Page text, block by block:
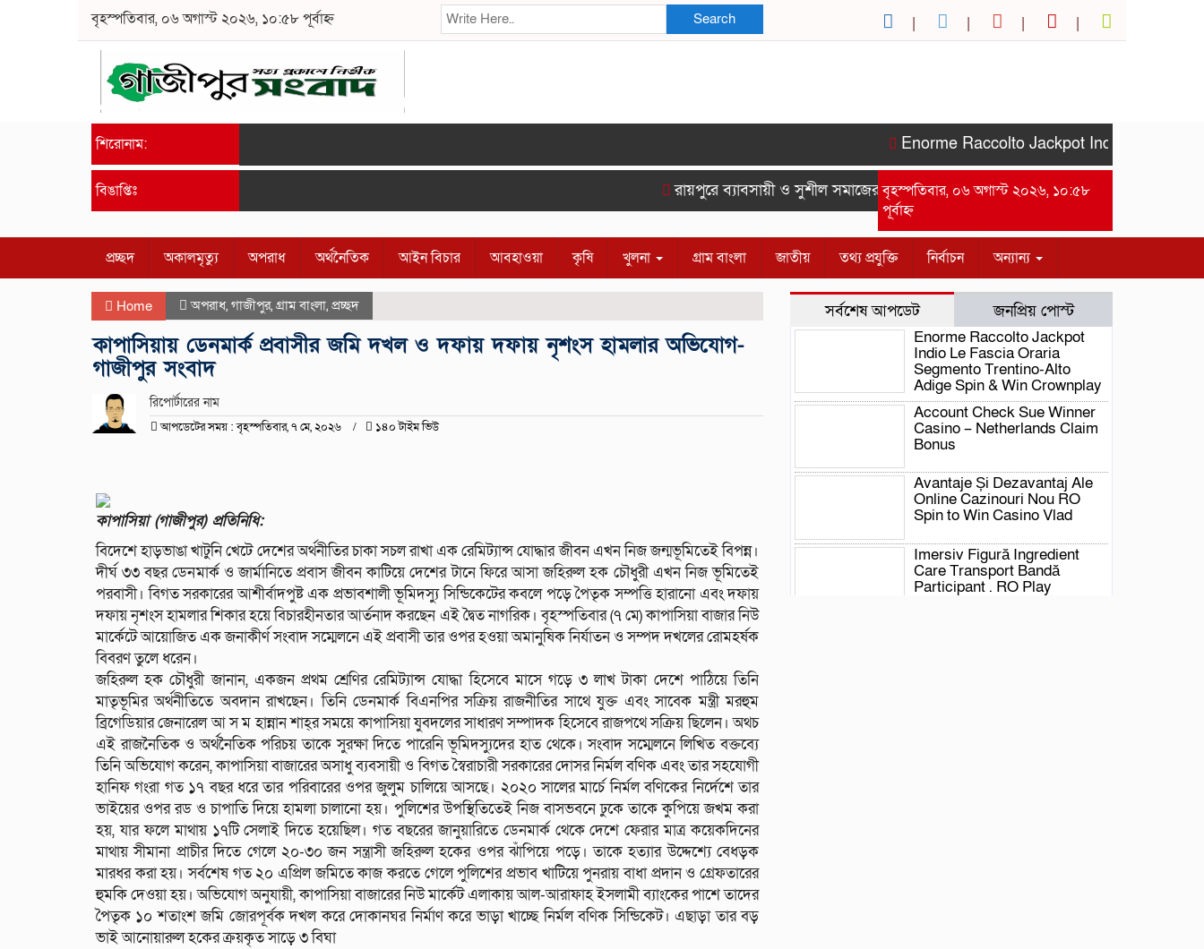
বৃহস্পতিবার, ০৬ অগাস্ট ২০২৬, ১০:৫৮ পূর্বাহ্ন Search
শিরোনাম: Enorme Raccolto Jackpot Indio Le Fascia
বিঙাপ্তিঃ রায়পুরে ব্যাবসায়ী ও সুশীল সমাজের সম্মানে সাইদ জুটনের ইফতার মাহফিল অনুষ্ঠিত।-গাজীপুর
বৃহস্পতিবার, ০৬ অগাস্ট ২০২৬, ১০:৫৮
পূর্বাহ্ন
প্রচ্ছদ অকালমৃত্যু অপরাধ অর্থনৈতিক আইন বিচার আবহাওয়া কৃষি খুলনা গ্রাম বাংলা জাতীয় তথ্য প্রযুক্তি নির্বাচন অন্যান্য
Home অপরাধ, গাজীপুর, গ্রাম বাংলা, প্রচ্ছদ
কাপাসিয়ায় ডেনমার্ক প্রবাসীর জমি দখল ও দফায় দফায় নৃশংস হামলার অভিযোগ-
গাজীপুর সংবাদ
রিপোর্টারের নাম
আপডেটের সময় : বৃহস্পতিবার, ৭ মে, ২০২৬ ১৪০ টাইম ভিউ
কাপাসিয়া (গাজীপুর) প্রতিনিধি:
বিদেশে হাড়ভাঙা খাটুনি খেটে দেশের অর্থনীতির চাকা সচল রাখা এক রেমিট্যান্স যোদ্ধার জীবন এখন নিজ জন্মভূমিতেই বিপন্ন।
দীর্ঘ ৩৩ বছর ডেনমার্ক ও জার্মানিতে প্রবাস জীবন কাটিয়ে দেশের টানে ফিরে আসা জহিরুল হক চৌধুরী এখন নিজ ভূমিতেই
পরবাসী। বিগত সরকারের আশীর্বাদপুষ্ট এক প্রভাবশালী ভূমিদস্যু সিন্ডিকেটের কবলে পড়ে পৈতৃক সম্পত্তি হারানো এবং দফায়
দফায় নৃশংস হামলার শিকার হয়ে বিচারহীনতার আর্তনাদ করছেন এই দ্বৈত নাগরিক। বৃহস্পতিবার (৭ মে) কাপাসিয়া বাজার নিউ
মার্কেটে আয়োজিত এক জনাকীর্ণ সংবাদ সম্মেলনে এই প্রবাসী তার ওপর হওয়া অমানুষিক নির্যাতন ও সম্পদ দখলের রোমহর্ষক
বিবরণ তুলে ধরেন।
জহিরুল হক চৌধুরী জানান, একজন প্রথম শ্রেণির রেমিট্যান্স যোদ্ধা হিসেবে মাসে গড়ে ৩ লাখ টাকা দেশে পাঠিয়ে তিনি
মাতৃভূমির অর্থনীতিতে অবদান রাখছেন। তিনি ডেনমার্ক বিএনপির সক্রিয় রাজনীতির সাথে যুক্ত এবং সাবেক মন্ত্রী মরহুম
ব্রিগেডিয়ার জেনারেল আ স ম হান্নান শাহ্‌র সময়ে কাপাসিয়া যুবদলের সাধারণ সম্পাদক হিসেবে রাজপথে সক্রিয় ছিলেন। অথচ
এই রাজনৈতিক ও অর্থনৈতিক পরিচয় তাকে সুরক্ষা দিতে পারেনি ভূমিদস্যুদের হাত থেকে। সংবাদ সম্মেলনে লিখিত বক্তব্যে
তিনি অভিযোগ করেন, কাপাসিয়া বাজারের অসাধু ব্যবসায়ী ও বিগত স্বৈরাচারী সরকারের দোসর নির্মল বণিক এবং তার সহযোগী
হানিফ গংরা গত ১৭ বছর ধরে তার পরিবারের ওপর জুলুম চালিয়ে আসছে। ২০২০ সালের মার্চে নির্মল বণিকের নির্দেশে তার
ভাইয়ের ওপর রড ও চাপাতি দিয়ে হামলা চালানো হয়। পুলিশের উপস্থিতিতেই নিজ বাসভবনে ঢুকে তাকে কুপিয়ে জখম করা
হয়, যার ফলে মাথায় ১৭টি সেলাই দিতে হয়েছিল। গত বছরের জানুয়ারিতে ডেনমার্ক থেকে দেশে ফেরার মাত্র কয়েকদিনের
মাথায় সীমানা প্রাচীর দিতে গেলে ২০-৩০ জন সন্ত্রাসী জহিরুল হকের ওপর ঝাঁপিয়ে পড়ে। তাকে হত্যার উদ্দেশ্যে বেধড়ক
মারধর করা হয়। সর্বশেষ গত ২০ এপ্রিল জমিতে কাজ করতে গেলে পুলিশের প্রভাব খাটিয়ে পুনরায় বাধা প্রদান ও গ্রেফতারের
হুমকি দেওয়া হয়। অভিযোগ অনুযায়ী, কাপাসিয়া বাজারের নিউ মার্কেট এলাকায় আল-আরাফাহ ইসলামী ব্যাংকের পাশে তাদের
পৈতৃক ১০ শতাংশ জমি জোরপূর্বক দখল করে দোকানঘর নির্মাণ করে ভাড়া খাচ্ছে নির্মল বণিক সিন্ডিকেট। এছাড়া তার বড়
ভাই আনোয়ারুল হকের ক্রয়কৃত সাড়ে ৩ বিঘা
সর্বশেষ আপডেট জনপ্রিয় পোস্ট
Enorme Raccolto Jackpot
Indio Le Fascia Oraria
Segmento Trentino-Alto
Adige Spin & Win Crownplay
Account Check Sue Winner
Casino – Netherlands Claim
Bonus
Avantaje Și Dezavantaj Ale
Online Cazinouri Nou RO
Spin to Win Casino Vlad
Imersiv Figură Ingredient
Care Transport Bandă
Participant . RO Play